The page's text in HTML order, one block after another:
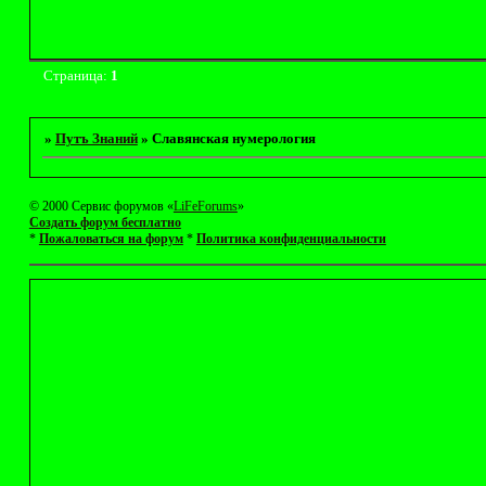
Страница: 1
» Путъ Знаний » Славянская нумерология
© 2000 Сервис форумов «LiFeForums»
Создать форум бесплатно
* Пожаловаться на форум* Политика конфиденциальности